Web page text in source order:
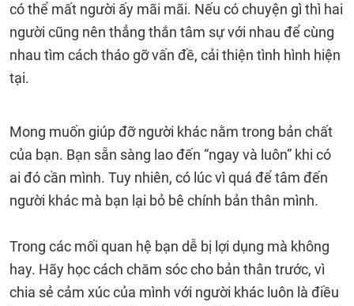
có thể mất người ấy mãi mãi. Nếu có chuyện gì thì hai
người cũng nên thẳng thắn tâm sự với nhau để cùng
nhau tìm cách tháo gỡ vấn đề, cải thiện tình hình hiện
tại.
Mong muốn giúp đỡ người khác nằm trong bản chất
của bạn. Bạn sẵn sàng lao đến “ngay và luôn” khi có
ai đó cần mình. Tuy nhiên, có lúc vì quá để tâm đến
người khác mà bạn lại bỏ bê chính bản thân mình.
Trong các mối quan hệ bạn dễ bị lợi dụng mà không
hay. Hãy học cách chăm sóc cho bản thân trước, vì
chia sẻ cảm xúc của mình với người khác luôn là điều